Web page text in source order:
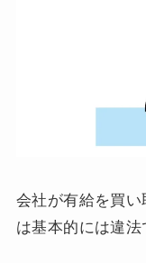
会社が有給を買い
は基本的には違法